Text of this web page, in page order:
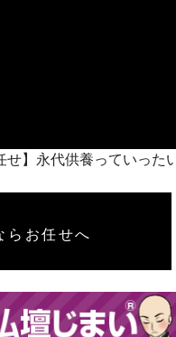
】永代供養っていっ
らお任せへ